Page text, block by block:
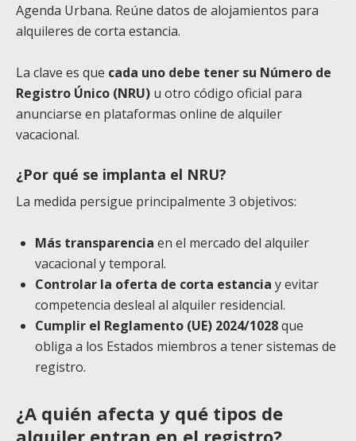
Agenda Urbana. Reúne datos de alojamientos para
alquileres de corta estancia.
La clave es que cada uno debe tener su Número de
Registro Único (NRU) u otro código oficial para
anunciarse en plataformas online de alquiler
vacacional.
¿Por qué se implanta el NRU?
La medida persigue principalmente 3 objetivos:
Más transparencia en el mercado del alquiler
vacacional y temporal.
Controlar la oferta de corta estancia y evitar
competencia desleal al alquiler residencial.
Cumplir el Reglamento (UE) 2024/1028que
obliga a los Estados miembros a tener sistemas de
registro.
¿A quién afecta y qué tipos de